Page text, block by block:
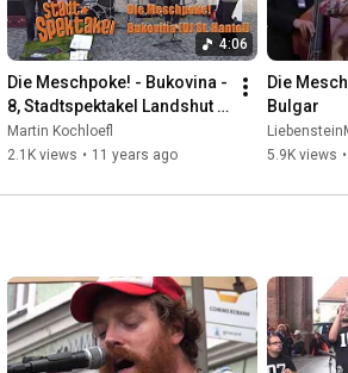
4:06
Die Meschpoke! - Bukovina -
8, Stadtspektakel Landshut
2014
Martin Kochloefl
2.1K views • 11 years ago
Die
Bulgar
5.9K views •